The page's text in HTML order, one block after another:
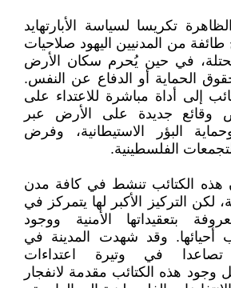
تكريسا لسياسة الأبارتهايد
من المدنيين اليهود صلاحيات
في حين يُحرم سكان الأرض
الحماية أو الدفاع عن النفس.
إلى أداة مباشرة للاعتداء على
وقائع جديدة على الأرض عبر
البؤر الاستيطانية، وفرض
الفلسطينية.
هذه الكتائب تنشط في كافة مدن
لكن التركيز الأكبر لها يتمركز في
بتعقيداتها الأمنية ووجود
وقد شهدت المدينة في
تصاعدا في وتيرة اعتداءات
وجود هذه الكتائب مقدمة لانفجار